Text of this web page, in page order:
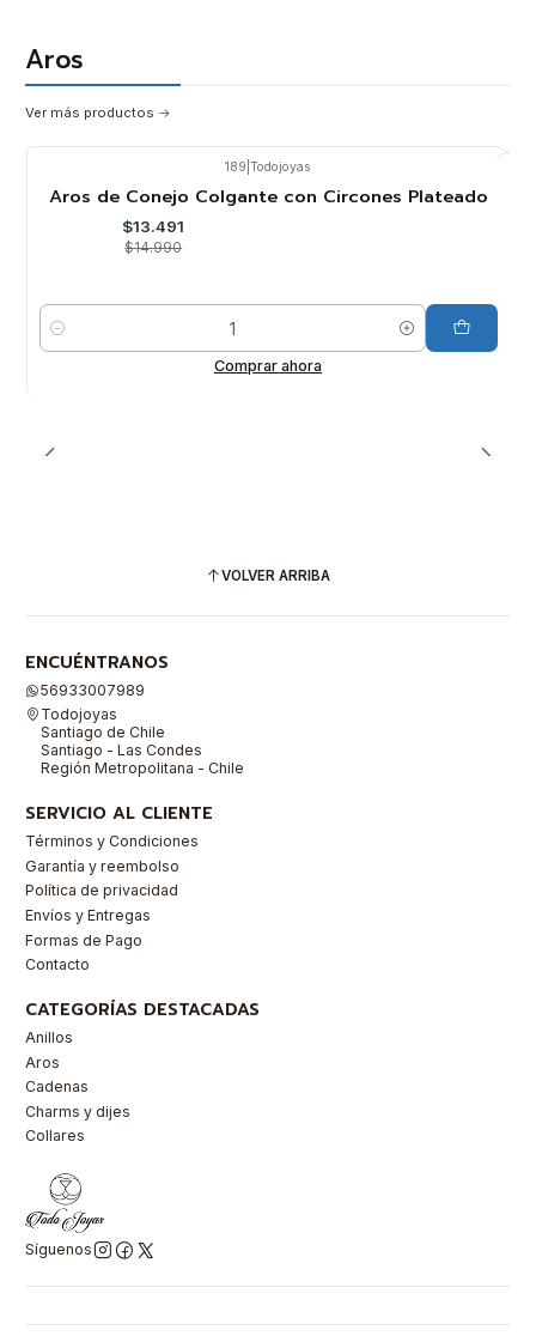
Aros
Ver más productos
189 Todojoyas
Aros de Conejo Colgante con Circones Plateado
$13.491
$14.990
Cantidad
Comprar ahora
VOLVER ARRIBA
ENCUÉNTRANOS
56933007989
Todojoyas
Santiago de Chile
Santiago - Las Condes
Región Metropolitana - Chile
SERVICIO AL CLIENTE
Términos y Condiciones
Garantía y reembolso
Política de privacidad
Envíos y Entregas
Formas de Pago
Contacto
CATEGORÍAS DESTACADAS
Anillos
Aros
Cadenas
Charms y dijes
Collares
Síguenos